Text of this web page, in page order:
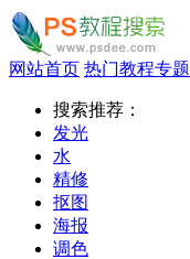
网站首页 热门教程专题
搜索推荐：
发光
水
精修
抠图
海报
调色